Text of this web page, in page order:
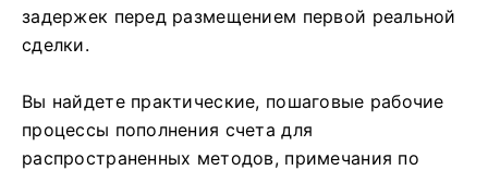
задержек перед размещением первой реальной
сделки.
Вы найдете практические, пошаговые рабочие
процессы пополнения счета для
распространенных методов, примечания по